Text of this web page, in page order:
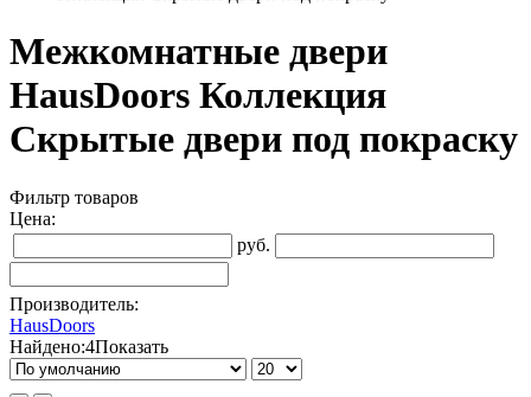
Межкомнатные двери
HausDoors Коллекция
Скрытые двери под покраску
Фильтр товаров
Цена:
руб.
Производитель:
HausDoors
Найдено:4Показать